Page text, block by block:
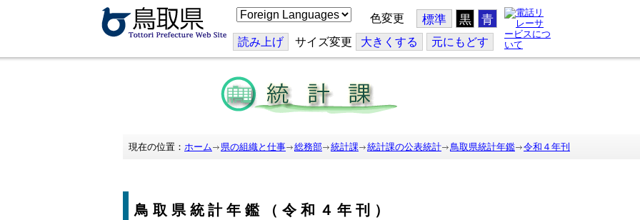
こ
の
ジ
を
訳
す
る
色変更 標準 黒 青
読み上げ サイズ変更 大きくする 元にもどす
現在の位置： ホーム 県の組織と仕事 総務部 統計課 統計課の公表統計 鳥取県統計年鑑 令和４年刊
鳥取県統計年鑑（令和４年刊）